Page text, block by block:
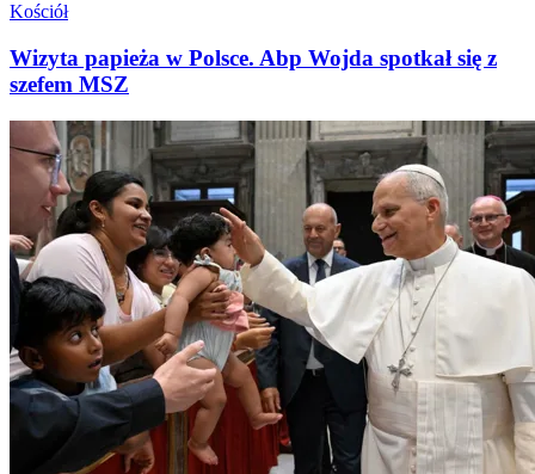
Kościół
Wizyta papieża w Polsce. Abp Wojda spotkał się z
szefem MSZ